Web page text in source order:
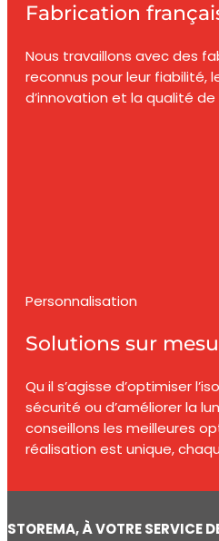
Fabrication
Nous travaillons avec des
reconnus pour leur fiabilité,
d’innovation et la qualité de
Personnalisation
Solutions sur
Qu il s’agisse d’optimiser
sécurité ou d’améliorer la
conseillons les meilleures
réalisation est unique,
STOREMA, À VOTRE SERVICE